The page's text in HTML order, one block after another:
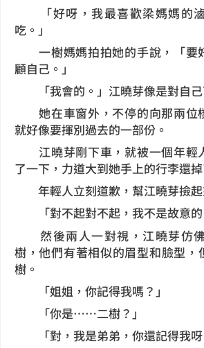
「好呀，我最喜歡梁媽媽的
吃。」
一樹媽媽拍拍她的手說，「要
顧自己。」
「我會的。」江曉芽像是對自己
她在車窗外，不停的向那兩位
就好像要揮別過去的一部份。
江曉芽剛下車，就被一個年輕
了一下，力道大到她手上的行李還掉
年輕人立刻道歉，幫江曉芽撿起
「對不起對不起，我不是故意的
然後兩人一對視，江曉芽仿
樹，他們有著相似的眉型和臉型
樹。
「姐姐，你記得我嗎？」
「你是……二樹？」
「對，我是弟弟，你還記得我呀